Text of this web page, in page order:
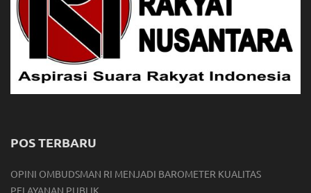
POS TERBARU
OPINI OMBUDSMAN RI MENJADI BAROMETER KUALITAS
PELAYANAN PUBLIK